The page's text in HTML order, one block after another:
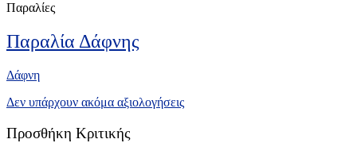
Παραλίες
Παραλία Δάφνης
Δάφνη
Δεν υπάρχουν ακόμα αξιολογήσεις
Προσθήκη Κριτικής